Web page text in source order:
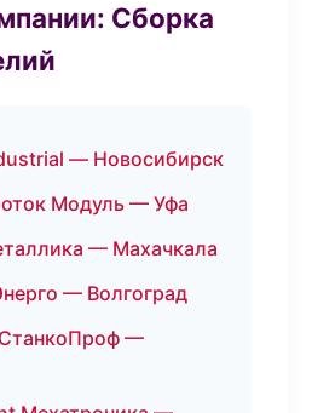
Сборка
— Новосибирск
Модуль — Уфа
— Махачкала
— Волгоград
—